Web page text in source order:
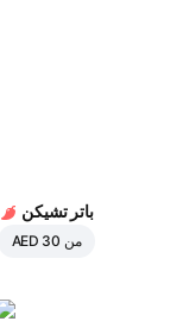
باتر تشيكن
من AED 30